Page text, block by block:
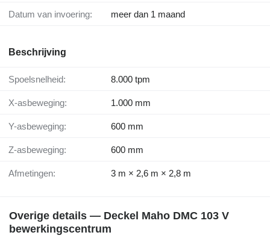
Datum van invoering: meer dan 1 maand
Beschrijving
Spoelsnelheid: 8.000 tpm
X-asbeweging: 1.000 mm
Y-asbeweging: 600 mm
Z-asbeweging: 600 mm
Afmetingen: 3 m × 2,6 m × 2,8 m
Overige details — Deckel Maho DMC 103 V
bewerkingscentrum